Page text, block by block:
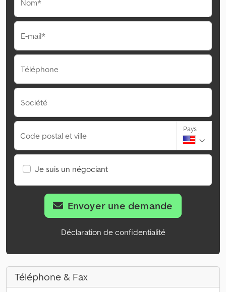
Nom*
E-mail*
Téléphone
Société
Code postal et ville
Pays
Je suis un négociant
Envoyer une demande
Déclaration de confidentialité
Téléphone & Fax